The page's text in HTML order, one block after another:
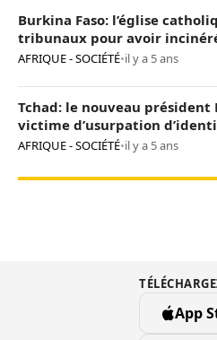
Burkina Faso: l’église
tribunaux pour avoir
AFRIQUE - SOCIÉTÉ•il y a 5 ans
Tchad: le nouveau
victime d’usurpation
AFRIQUE - SOCIÉTÉ•il y a 5 ans
App